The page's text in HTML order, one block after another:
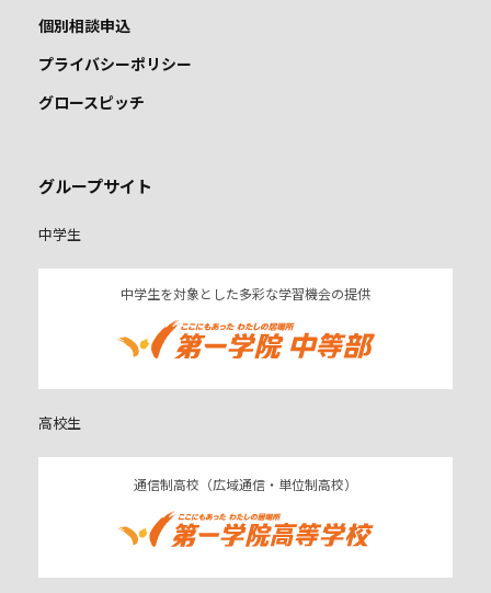
個別相談申込
プライバシーポリシー
グロースピッチ
グループサイト
中学生
中学生を対象とした多彩な学習機会の提供
高校生
通信制高校（広域通信・単位制高校）